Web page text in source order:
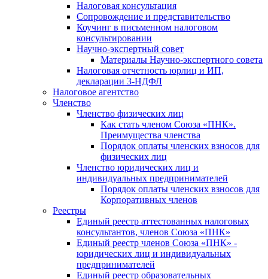
Налоговая консультация
Cопровождение и представительство
Коучинг в письменном налоговом
консультировании
Научно-экспертный совет
Материалы Научно-экспертного совета
Налоговая отчетность юрлиц и ИП,
декларации 3-НДФЛ
Налоговое агентство
Членство
Членство физических лиц
Как стать членом Союза «ПНК».
Преимущества членства
Порядок оплаты членских взносов для
физических лиц
Членство юридических лиц и
индивидуальных предпринимателей
Порядок оплаты членских взносов для
Корпоративных членов
Реестры
Единый реестр аттестованных налоговых
консультантов, членов Союза «ПНК»
Единый реестр членов Союза «ПНК» -
юридических лиц и индивидуальных
предпринимателей
Единый реестр образовательных